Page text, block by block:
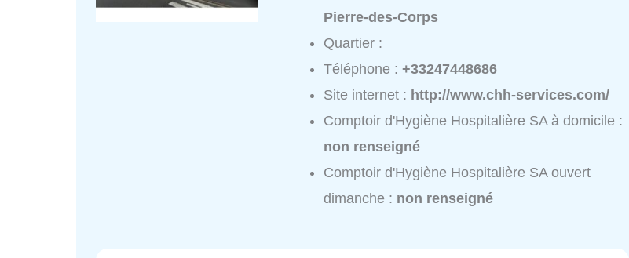
Pierre-des-Corps
Quartier :
Téléphone :+33247448686
Site internet : http://www.chh-services.com/
Comptoir d'Hygiène Hospitalière SA à domicile :
non renseigné
Comptoir d'Hygiène Hospitalière SA ouvert
dimanche : non renseigné